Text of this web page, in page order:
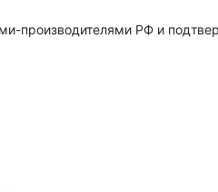
производителями РФ и